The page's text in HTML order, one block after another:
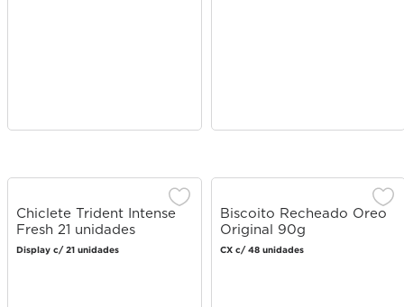
Chiclete Trident Intense
Fresh 21 unidades
Display c/ 21 unidades
Biscoito Recheado Oreo
Original 90g
CX c/ 48 unidades